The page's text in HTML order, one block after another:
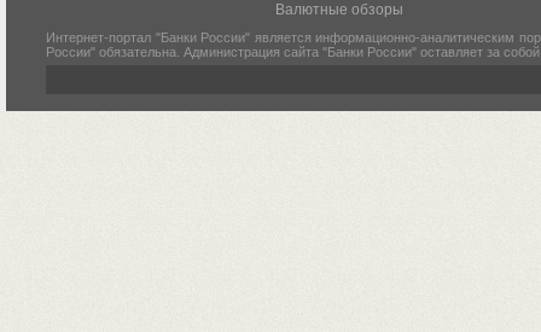
Валютные обзоры
Интернет-портал "Банки России" является информационно-аналитическим
России" обязательна. Администрация сайта "Банки России" оставляет за